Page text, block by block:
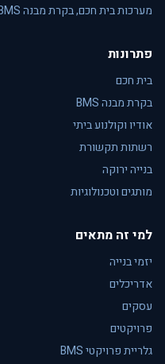
מערכות בית חכם, בקרת מבנה BMS, אודיו וקולנוע ביתי בישראל.
פתרונות
בית חכם
בקרת מבנה BMS
אודיו וקולנוע ביתי
רשתות תקשורת
בנייה ירוקה
מותגים וטכנולוגיות
למי זה מתאים
יזמי בנייה
אדריכלים
עסקים
פרויקטים
גלריית פרויקטי BMS